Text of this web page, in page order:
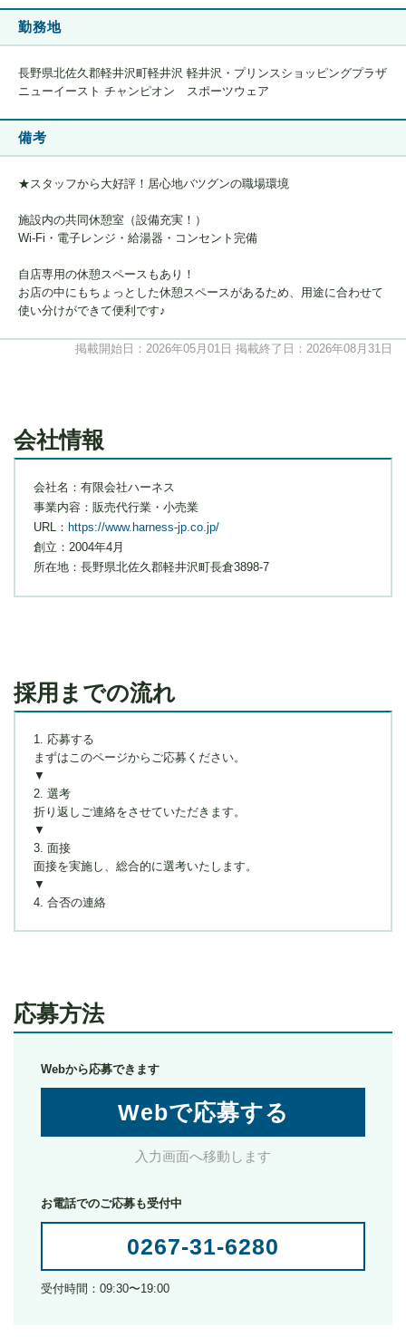
勤務地
長野県北佐久郡軽井沢町軽井沢 軽井沢・プリンスショッピングプラザ
ニューイースト チャンピオン スポーツウェア
備考
★スタッフから大好評！居心地バツグンの職場環境
施設内の共同休憩室（設備充実！）
Wi-Fi・電子レンジ・給湯器・コンセント完備
自店専用の休憩スペースもあり！
お店の中にもちょっとした休憩スペースがあるため、用途に合わせて
使い分けができて便利です♪
掲載開始日：2026年05月01日 掲載終了日：2026年08月31日
会社情報
会社名：有限会社ハーネス
事業内容：販売代行業・小売業
URL： https://www.harness-jp.co.jp/
創立：2004年4月
所在地：長野県北佐久郡軽井沢町長倉3898-7
採用までの流れ
1. 応募する
まずはこのページからご応募ください。
▼
2. 選考
折り返しご連絡をさせていただきます。
▼
3. 面接
面接を実施し、総合的に選考いたします。
▼
4. 合否の連絡
応募方法
Webから応募できます
Webで応募する
入力画面へ移動します
お電話でのご応募も受付中
0267-31-6280
受付時間：09:30〜19:00